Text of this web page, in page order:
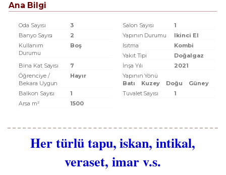
Ana Bilgi
Oda Sayısı 3 Salon Sayısı
1
Banyo Sayısı
2 Yapının Durumu
Ikinci El
Kullanım
Durumu
Boş Isıtma
Kombi
Yakıt Tipi
Doğalgaz
Bina Kat Sayısı
7 İnşa Yılı
2021
Öğrenciye /
Bekara Uygun
Hayır
Yapının Yönü
Batı
Kuzey Doğu
Güney
Balkon Sayısı
1 Tuvalet Sayısı
1
Arsa m²
1500
Her türlü tapu, iskan, intikal,
veraset, imar v.s.